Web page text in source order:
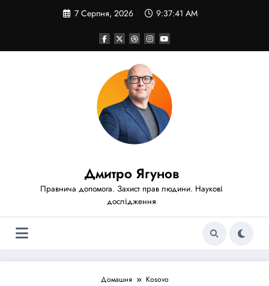
7 Серпня, 2026 9:37:42 AM
Дмитро Ягунов
Правнича допомога. Захист прав людини. Наукові
дослідження
Домашня Kosovo